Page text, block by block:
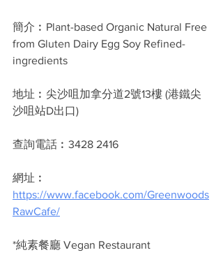
簡介︰Plant-based Organic Natural Free
from Gluten Dairy Egg Soy Refined-
ingredients
地址︰尖沙咀加拿分道2號13樓 (港鐵尖
沙咀站D出口)
查詢電話︰3428 2416
網址︰
https://www.facebook.com/Greenwoods
RawCafe/
*純素餐廳 Vegan Restaurant